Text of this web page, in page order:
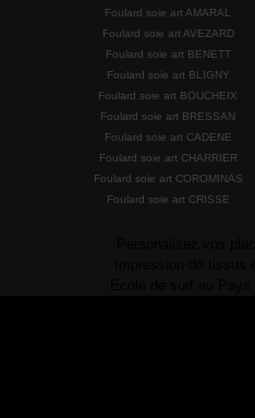
Foulard soie art AMARAL
Foulard soie art AVEZARD
Foulard soie art BENETT
Foulard soie art BLIGNY
Foulard soie art BOUCHEIX
Foulard soie art BRESSAN
Foulard soie art CADENE
Foulard soie art CHARRIER
Foulard soie art COROMINAS
Foulard soie art CRISSE